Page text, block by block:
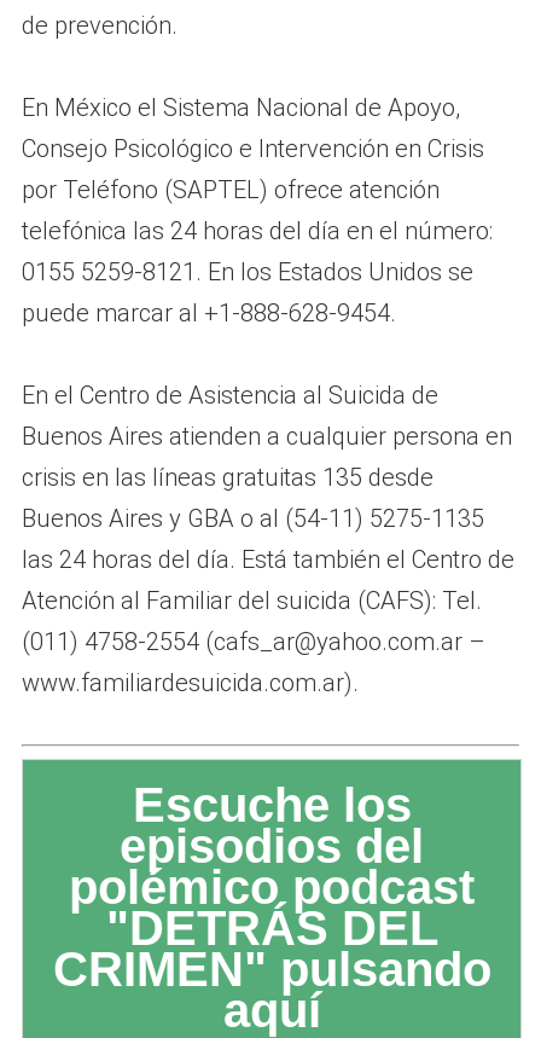
de prevención.
En México el Sistema Nacional de Apoyo,
Consejo Psicológico e Intervención en Crisis
por Teléfono (SAPTEL) ofrece atención
telefónica las 24 horas del día en el número:
0155 5259-8121. En los Estados Unidos se
puede marcar al +1-888-628-9454.
En el Centro de Asistencia al Suicida de
Buenos Aires atienden a cualquier persona en
crisis en las líneas gratuitas 135 desde
Buenos Aires y GBA o al (54-11) 5275-1135
las 24 horas del día. Está también el Centro de
Atención al Familiar del suicida (CAFS): Tel.
(011) 4758-2554 (cafs_ar@yahoo.com.ar–
www.familiardesuicida.com.ar).
Escuche los
episodios del
polémico podcast
"DETRÁS DEL
CRIMEN" pulsando
aquí